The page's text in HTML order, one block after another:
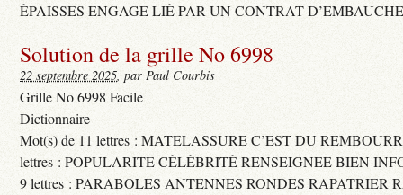
ÉPAISSES ENGAGE LIÉ PAR UN CONTRAT
Solution de la grille No 6998
22 septembre 2025, par Paul Courbis
Grille No 6998 Facile
Dictionnaire
Mot(s) de 11 lettres : MATELASSURE C’EST DU
lettres : POPULARITE CÉLÉBRITÉ RENSEIGNEE BIEN
9 lettres : PARABOLES ANTENNES RONDES RAPATRIER